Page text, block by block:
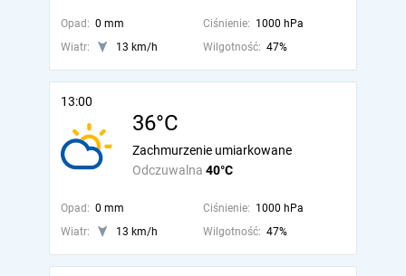
Opad: 0 mm Ciśnienie: 1000 hPa
Wiatr:
13 km/h Wilgotność: 47%
13:00
36°C
Odczuwalna 40°C
Zachmurzenie umiarkowane
Opad: 0 mm Ciśnienie: 1000 hPa
Wiatr:
13 km/h Wilgotność: 47%